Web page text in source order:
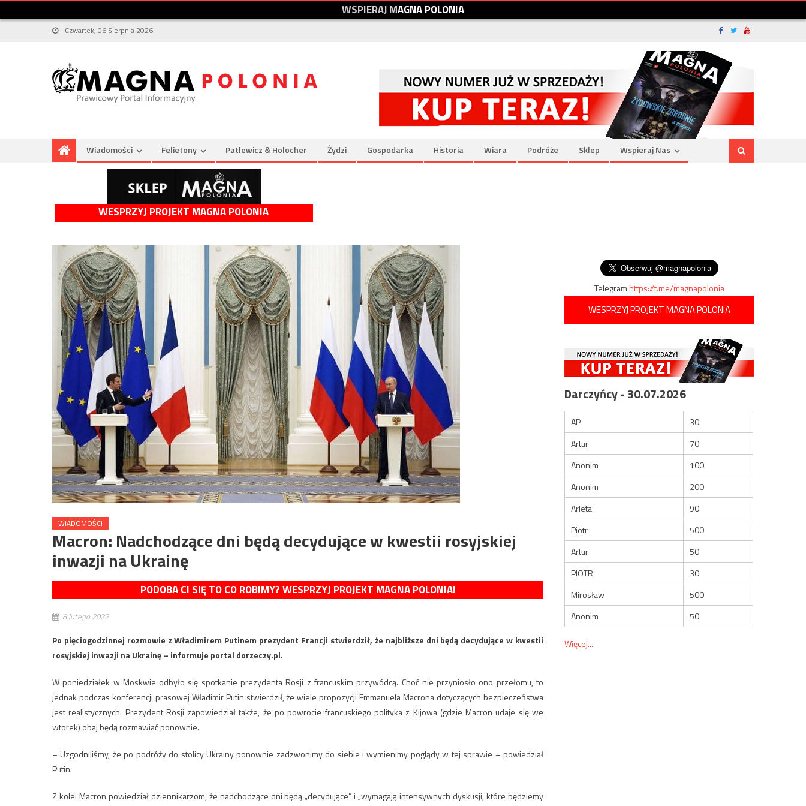
WSPIERAJMAGNAPOLONIA
Czwartek, 06 Sierpnia 2026
Wiadomości Felietony Patlewicz & Holocher Żydzi Gospodarka Historia Wiara Podróże Sklep Wspieraj Nas
WESPRZYJ PROJEKT MAGNA POLONIA
WIADOMOŚCI
Macron: Nadchodzące dni będą decydujące w kwestii rosyjskiej
inwazji na Ukrainę
PODOBA CI SIĘ TO CO ROBIMY? WESPRZYJ PROJEKT MAGNA POLONIA!
8 lutego 2022
Po pięciogodzinnej rozmowie z Władimirem Putinem prezydent Francji stwierdził, że najbliższe dni będą decydujące w kwestii
rosyjskiej inwazji na Ukrainę – informuje portal dorzeczy.pl.
W poniedziałek w Moskwie odbyło się spotkanie prezydenta Rosji z francuskim przywódcą. Choć nie przyniosło ono przełomu, to
jednak podczas konferencji prasowej Władimir Putin stwierdził, że wiele propozycji Emmanuela Macrona dotyczących bezpieczeństwa
jest realistycznych. Prezydent Rosji zapowiedział także, że po powrocie francuskiego polityka z Kijowa (gdzie Macron udaje się we
wtorek) obaj będą rozmawiać ponownie.
– Uzgodniliśmy, że po podróży do stolicy Ukrainy ponownie zadzwonimy do siebie i wymienimy poglądy w tej sprawie – powiedział
Putin.
Z kolei Macron powiedział dziennikarzom, że nadchodzące dni będą „decydujące” i „wymagają intensywnych dyskusji, które będziemy
Telegramhttps://t.me/magnapolonia
WESPRZYJ PROJEKT MAGNA POLONIA
Darczyńcy - 30.07.2026
AP
30
Artur
70
Anonim
100
Anonim
200
Arleta
90
Piotr
500
Artur
50
PIOTR
30
Mirosław
500
Anonim
50
Więcej...